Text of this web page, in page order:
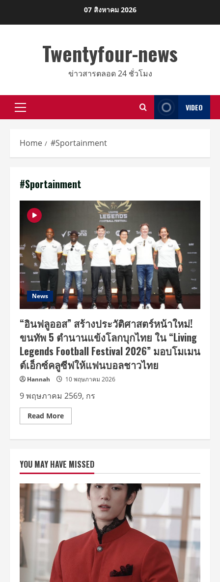
07 สิงหาคม 2026
Twentyfour-news
ข่าวสารตลอด 24 ชั่วโมง
Primary
VIDEO
Home #Sportainment
#Sportainment
News
“อินฟลูออส” สร้างประวัติศาสตร์หน้าใหม่!
ขนทัพ 5 ตำนานแข้งโลกบุกไทย ใน “Living
Legends Football Festival 2026” มอบโมเมน
ต์เอ็กซ์คลูซีฟให้แฟนบอลชาวไทย
Hannah 10 พฤษภาคม 2026
9 พฤษภาคม 2569, กร
Read MoreRead
more
ประวัติศาสตร์
หน้า
ใหม่!
ขน
ทัพ
แข้ง
ใน
“Living
Legends
Football
YOU MAY HAVE MISSED